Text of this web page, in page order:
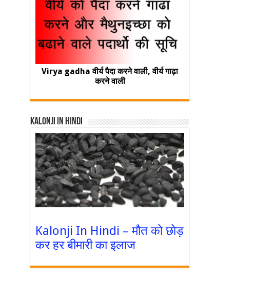
Virya gadha वीर्य पैदा करने वाली, वीर्य गाढ़ा
करने वाली
Kalonji In Hindi
Kalonji In Hindi – मौत को छोड़
कर हर बीमारी का इलाज